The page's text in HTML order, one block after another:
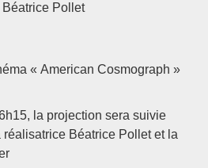
Béatrice Pollet
« American Cosmograph »
la projection sera suivie
réalisatrice Béatrice Pollet et la